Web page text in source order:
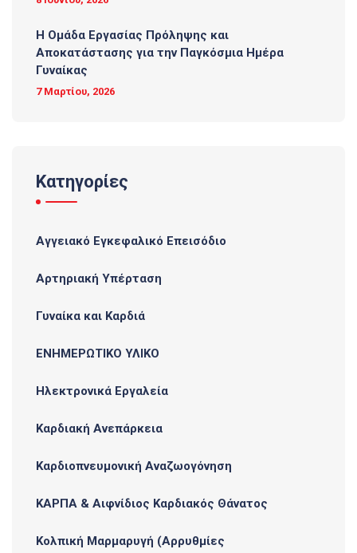
Η Ομάδα Εργασίας Πρόληψης και
Αποκατάστασης για την Παγκόσμια Ημέρα
Γυναίκας
7 Μαρτίου, 2026
Κατηγορίες
Αγγειακό Εγκεφαλικό Επεισόδιο
Αρτηριακή Υπέρταση
Γυναίκα και Καρδιά
ΕΝΗΜΕΡΩΤΙΚΟ ΥΛΙΚΟ
Ηλεκτρονικά Εργαλεία
Καρδιακή Ανεπάρκεια
Καρδιοπνευμονική Αναζωογόνηση
ΚΑΡΠΑ & Αιφνίδιος Καρδιακός Θάνατος
Κολπική Μαρμαρυγή (Αρρυθμίες